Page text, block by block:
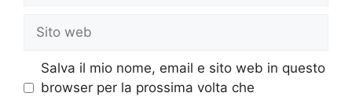
Sito
web
Salva il mio nome, email e sito web in questo
browser per la prossima volta che